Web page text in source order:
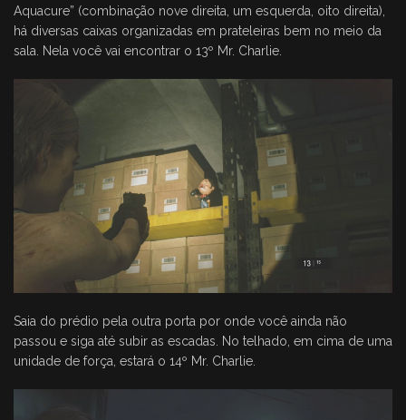
Aquacure” (combinação nove direita, um esquerda, oito direita),
há diversas caixas organizadas em prateleiras bem no meio da
sala. Nela você vai encontrar o 13º Mr. Charlie.
Saia do prédio pela outra porta por onde você ainda não
passou e siga até subir as escadas. No telhado, em cima de uma
unidade de força, estará o 14º Mr. Charlie.